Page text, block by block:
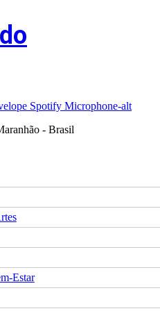
Spotify Microphone-alt
- Brasil
Estar